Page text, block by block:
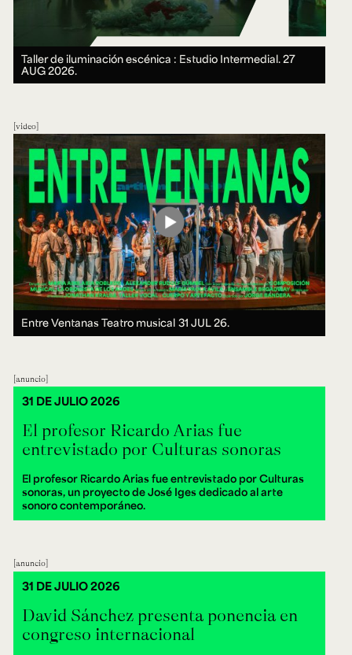
Taller de iluminación escénica : Estudio Intermedial.27
AUG 2026.
video
Entre Ventanas Teatro musical 31 JUL 26.
anuncio
El profesor Ricardo Arias fue
entrevistado por Culturas sonoras
El profesor Ricardo Arias fue entrevistado por Culturas
sonoras, un proyecto de José Iges dedicado al arte
sonoro contemporáneo.
31 DE JULIO 2026
anuncio
David Sánchez presenta ponencia en
congreso internacional
31 DE JULIO 2026